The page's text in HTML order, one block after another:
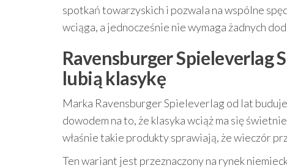
spotkań towarzyskich i pozwala na wspólne
wciąga, a jednocześnie nie wymaga żadnych
Ravensburger Spieleverlag
lubią klasykę
Marka Ravensburger Spieleverlag od lat
dowodem na to, że klasyka wciąż ma się
właśnie takie produkty sprawiają, że wieczór
Ten wariant jest przeznaczony na rynek